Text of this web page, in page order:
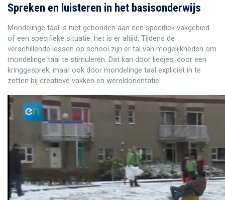
Spreken en luisteren in het basisonderwijs
Mondelinge taal is niet gebonden aan een specifiek vakgebied
of een specifieke situatie: het is er altijd. Tijdens de
verschillende lessen op school zijn er tal van mogelijkheden om
mondelinge taal te stimuleren. Dat kan door liedjes, door een
kringgesprek, maar ook door mondelinge taal expliciet in te
zetten bij creatieve vakken en wereldoriëntatie.